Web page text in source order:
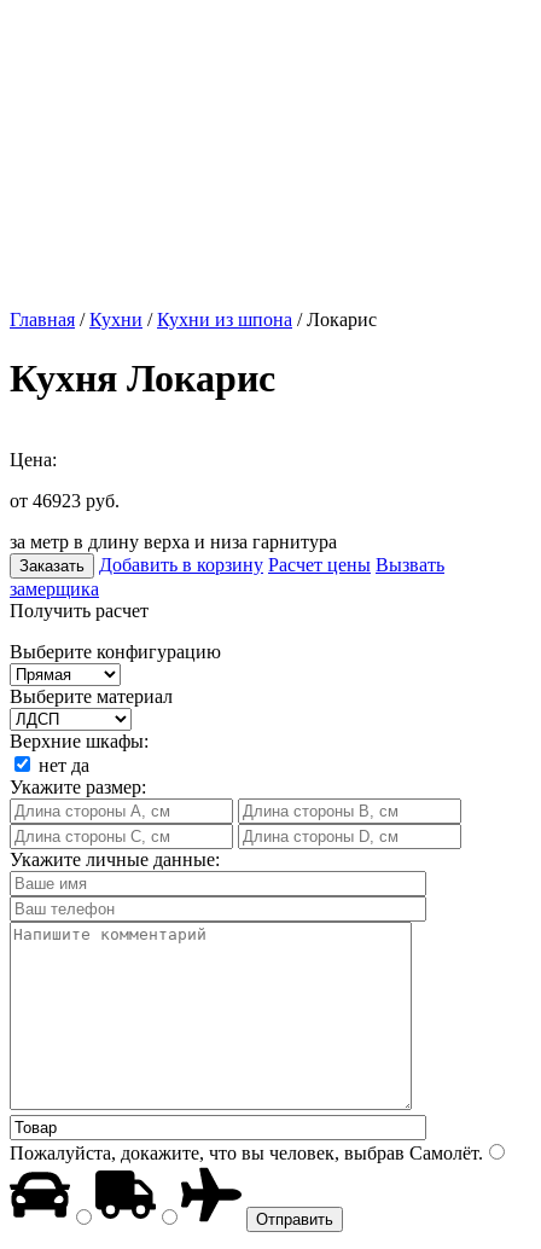
Главная /Кухни /Кухни из шпона / Локарис
Кухня Локарис
Цена:
от 46923 руб.
за метр в длину верха и низа гарнитура
Заказать Добавить в корзину Расчет цены Вызвать
замерщика
Получить расчет
Выберите конфигурацию
Выберите материал
Верхние шкафы:
нет да
Укажите размер:
Укажите личные данные:
Пожалуйста, докажите, что вы человек, выбрав Самолёт.